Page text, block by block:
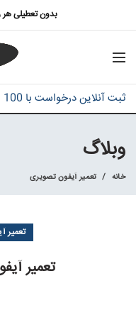
بدون تعطیلی هر روز
ثبت آنلاین درخواست با 100 هزار تومان تخفیف
وبلاگ
خانه تعمیر آیفون تصویری
تعمیر
تعمیر